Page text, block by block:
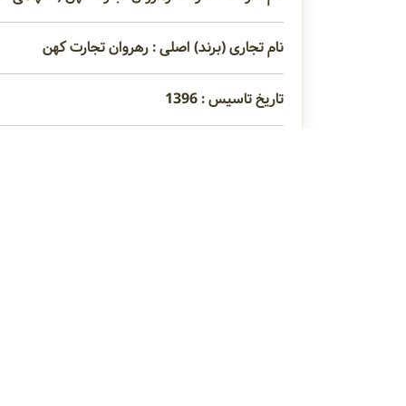
نام تجاری (برند) اصلی : رهروان تجارت کهن
تاریخ تاسیس : 1396